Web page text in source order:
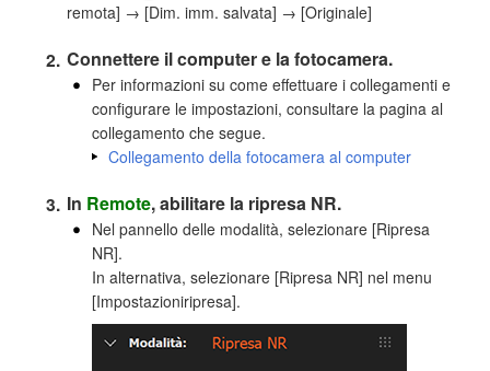
remota] → [Dim. imm. salvata] → [Originale]
Connettere il computer e la fotocamera.
Per informazioni su come effettuare i collegamenti e
configurare le impostazioni, consultare la pagina al
collegamento che segue.
Collegamento della fotocamera al computer
In Remote, abilitare la ripresa NR.
Nel pannello delle modalità, selezionare [Ripresa
NR].
In alternativa, selezionare [Ripresa NR] nel menu
[Impostazioniripresa].